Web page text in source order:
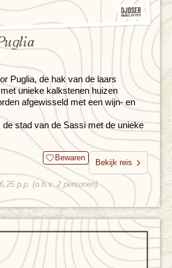
Puglia, de hak van de laars
unieke kalkstenen huizen
afgewisseld met een wijn- en
stad van de Sassi met de unieke
Bewaren
Bekijk reis
p.p. (o.b.v. 2 personen)